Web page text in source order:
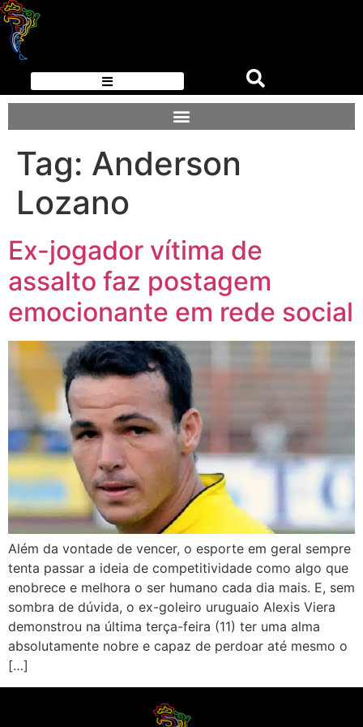
Tag: Anderson
Lozano
Ex-jogador vítima de
assalto faz postagem
emocionante em rede social
Além da vontade de vencer, o esporte em geral sempre
tenta passar a ideia de competitividade como algo que
enobrece e melhora o ser humano cada dia mais. E, sem
sombra de dúvida, o ex-goleiro uruguaio Alexis Viera
demonstrou na última terça-feira (11) ter uma alma
absolutamente nobre e capaz de perdoar até mesmo o
[…]